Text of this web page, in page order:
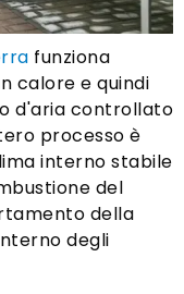
funziona
calore e quindi
d'aria controllato
processo è
interno stabile
del
della
degli